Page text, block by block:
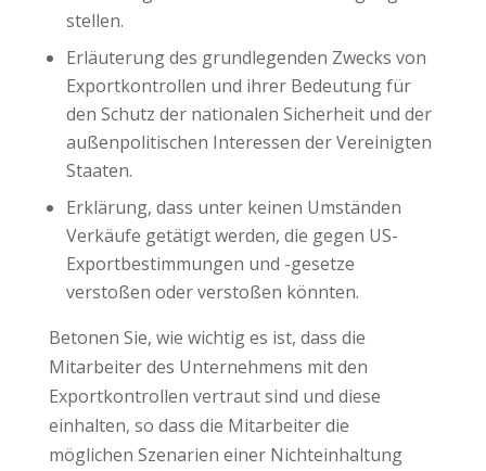
stellen.
Erläuterung des grundlegenden Zwecks von
Exportkontrollen und ihrer Bedeutung für
den Schutz der nationalen Sicherheit und der
außenpolitischen Interessen der Vereinigten
Staaten.
Erklärung, dass unter keinen Umständen
Verkäufe getätigt werden, die gegen US-
Exportbestimmungen und -gesetze
verstoßen oder verstoßen könnten.
Betonen Sie, wie wichtig es ist, dass die
Mitarbeiter des Unternehmens mit den
Exportkontrollen vertraut sind und diese
einhalten, so dass die Mitarbeiter die
möglichen Szenarien einer Nichteinhaltung